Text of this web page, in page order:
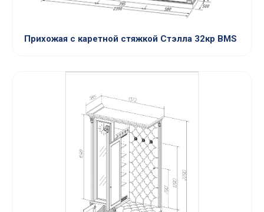
Прихожая с каретной стяжкой Стэлла 32кр BMS